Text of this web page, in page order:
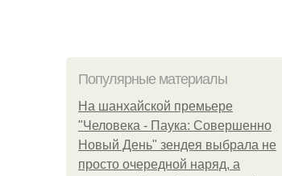
Популярные материалы
На шанхайской премьере
"Человека - Паука: Совершенно
Новый День" зендея выбрала не
просто очередной наряд, а